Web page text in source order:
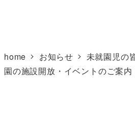
home お知らせ
未就園児の
園の施設開放・イベントのご案内